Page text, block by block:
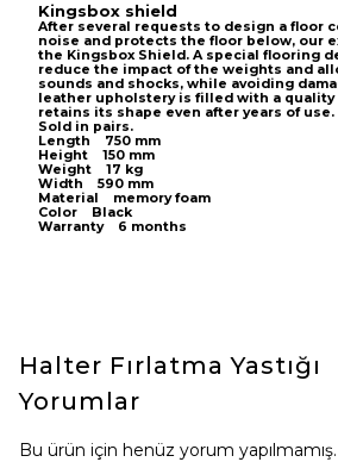
Kingsbox shield
After several requests to design a floor
noise and protects the floor below, our
the Kingsbox Shield. A special flooring
reduce the impact of the weights and
sounds and shocks, while avoiding
leather upholstery is filled with a quality
retains its shape even after years of use.
Sold in pairs.
Length 750 mm
Height 150 mm
Weight 17 kg
Width 590 mm
Material memory foam
Color Black
Warranty 6 months
Halter Fırlatma Yastığı
Yorumlar
Bu ürün için henüz yorum yapılmamış.